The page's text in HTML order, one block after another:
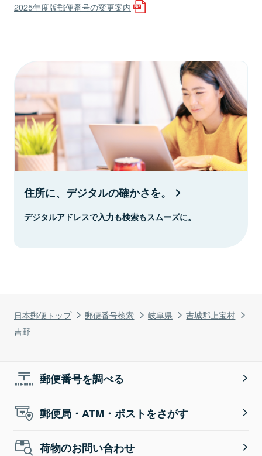
日本郵便トップ 郵便番号検索 岐阜県
吉城郡上宝村
吉野
2025年度版郵便番号の変更案内
住所に、デジタルの確かさを。
デジタルアドレスで入力も検索もスムーズに。
郵便番号を調べる
郵便局・ATM・ポストをさがす
荷物のお問い合わせ